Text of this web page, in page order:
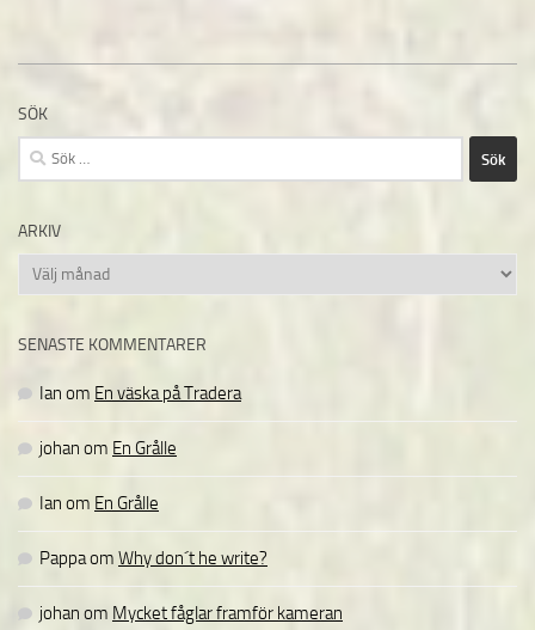
SÖK
Sök
efter:
ARKIV
Arkiv
SENASTE KOMMENTARER
Ian om En väska på Tradera
johan om En Grålle
Ian om En Grålle
Pappaom Why don´t he write?
johan om Mycket fåglar framför kameran